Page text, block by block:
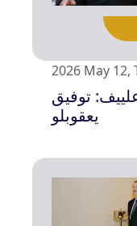
2026 May 12,
توفيق
يعقوبلو